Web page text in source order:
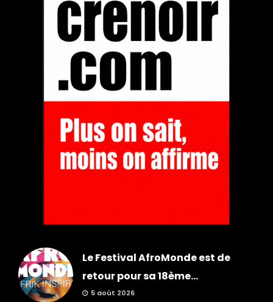
Le Festival AfroMonde est de
retour pour sa 18ème...
5 août 2026